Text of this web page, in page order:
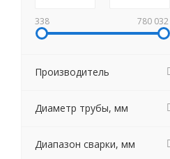
338 780 032
Производитель
Диаметр трубы, мм
Диапазон сварки, мм